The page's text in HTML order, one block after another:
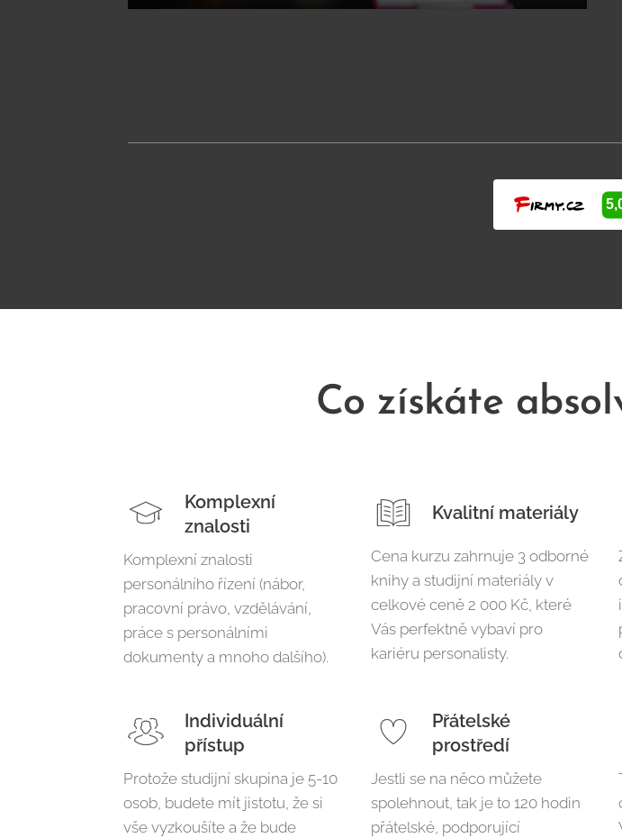
Co získáte
Komplexní
znalosti
Komplexní znalosti
personálního řízení (nábor,
pracovní právo, vzdělávání,
práce s personálními
dokumenty a mnoho dalšího).
Kvalitní materiály
Cena kurzu zahrnuje 3 odborné
knihy a studijní materiály v
celkové ceně 2 000 Kč, které
Vás perfektně vybaví pro
kariéru personalisty.
Individuální
přístup
Protože studijní skupina je 5-10
osob, budete mít jistotu, že si
vše vyzkoušíte a že bude
Přátelské
prostředí
Jestli se na něco můžete
spolehnout, tak je to 120 hodin
přátelské, podporující